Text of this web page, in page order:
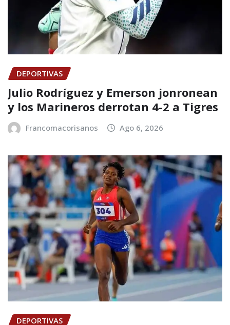
DEPORTIVAS
Julio Rodríguez y Emerson jonronean
y los Marineros derrotan 4-2 a Tigres
Francomacorisanos Ago 6, 2026
DEPORTIVAS